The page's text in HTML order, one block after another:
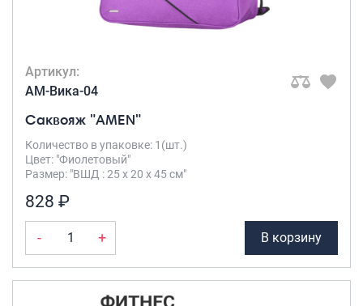
Артикул:
AM-Вика-04
Саквояж "AMEN"
Количество в упаковке: 1(шт.)
Цвет: "Фиолетовый"
Размер: "ВШД : 25 х 20 х 45 см"
828 ₽
- + В корзину